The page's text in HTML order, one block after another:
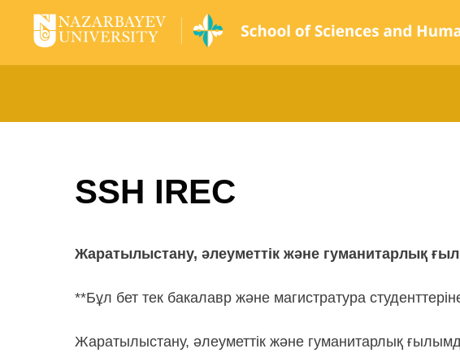
SSH IREC
Жаратылыстану, әлеуметтік және гуманитарлық
**Бұл бет тек бакалавр және магистратура
Жаратылыстану, әлеуметтік және гуманитарлық